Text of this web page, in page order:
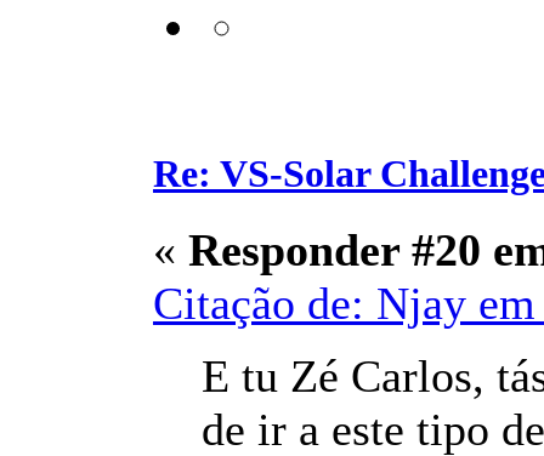
Re: VS-Solar
« Responder #20
Citação de: Njay
E tu Zé Carlos,
de ir a este tipo